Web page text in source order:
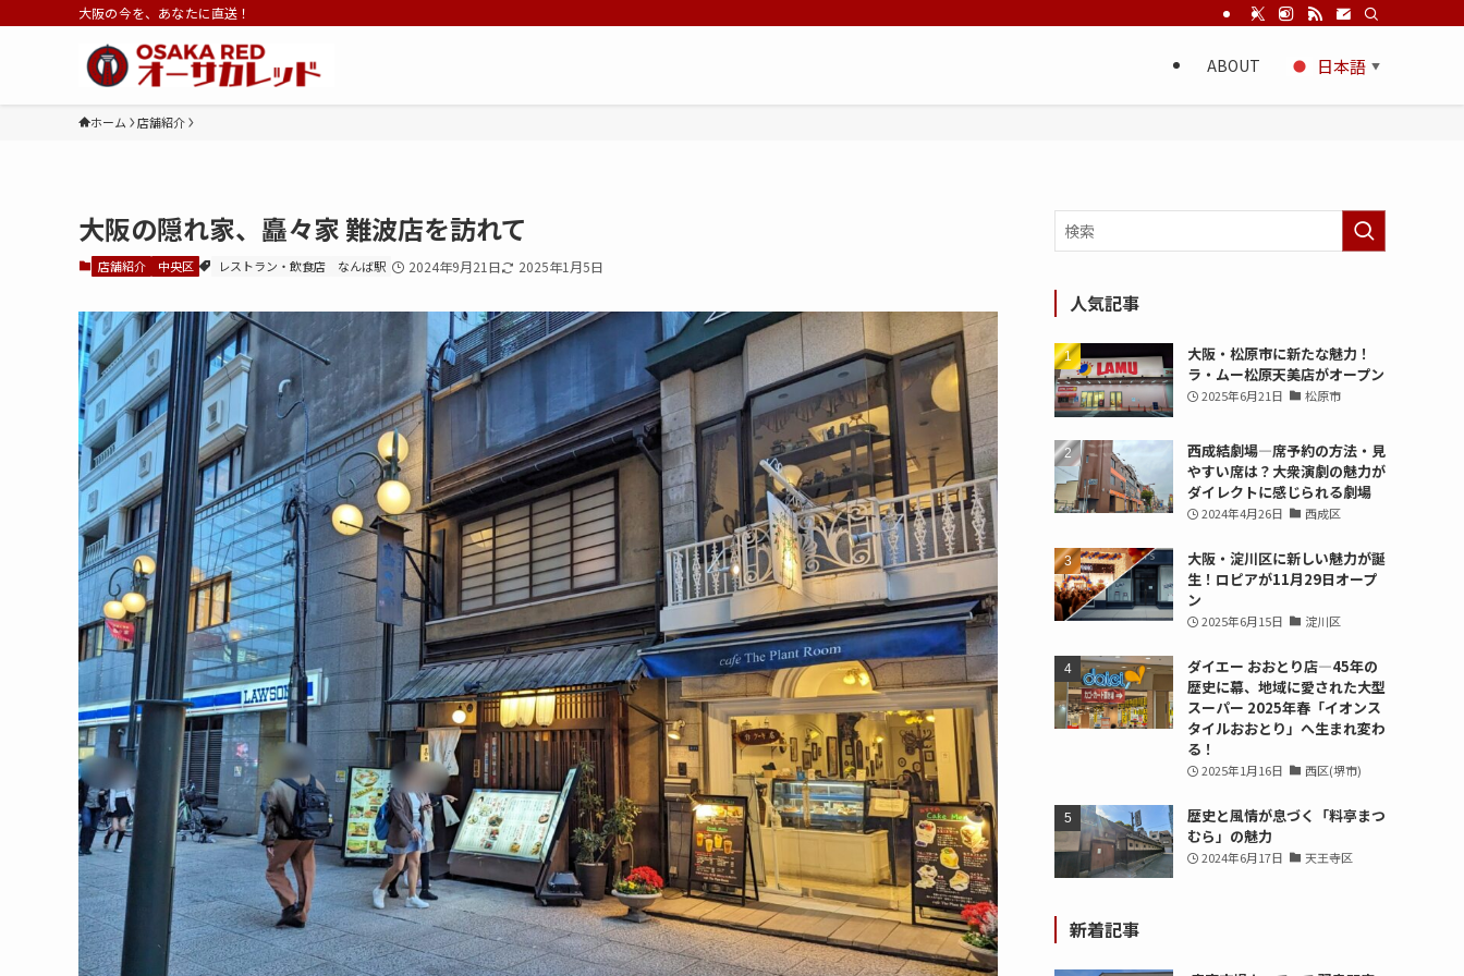
大阪の今を、あなたに直送！
ABOUT 日本語 ▼
ホーム 店舗紹介
大阪の隠れ家、矗々家 難波店を訪れて
店舗紹介 中央区 レストラン・飲食店 なんば駅 2024年9月21日 2025年1月5日
人気記事
大阪・松原市に新たな魅力！
ラ・ムー松原天美店がオープン
2025年6月21日 松原市
西成結劇場—席予約の方法・見
やすい席は？大衆演劇の魅力が
ダイレクトに感じられる劇場
2024年4月26日 西成区
大阪・淀川区に新しい魅力が誕
生！ロピアが11月29日オープ
ン
2025年6月15日 淀川区
ダイエー おおとり店—45年の
歴史に幕、地域に愛された大型
スーパー 2025年春「イオンス
タイルおおとり」へ生まれ変わ
る！
2025年1月16日 西区(堺市)
歴史と風情が息づく「料亭まつ
むら」の魅力
2024年6月17日 天王寺区
新着記事